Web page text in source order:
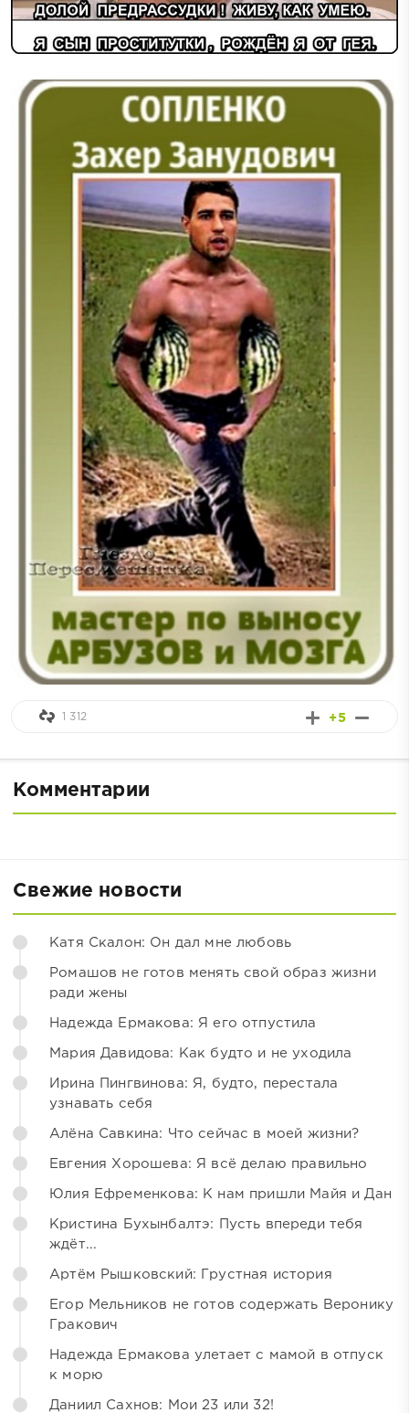
+5
1 312
Комментарии
Свежие новости
Катя Скалон: Он дал мне любовь
Ромашов не готов менять свой образ жизни
ради жены
Надежда Ермакова: Я его отпустила
Мария Давидова: Как будто и не уходила
Ирина Пингвинова: Я, будто, перестала
узнавать себя
Алёна Савкина: Что сейчас в моей жизни?
Евгения Хорошева: Я всё делаю правильно
Юлия Ефременкова: К нам пришли Майя и Дан
Кристина Бухынбалтэ: Пусть впереди тебя
ждёт...
Артём Рышковский: Грустная история
Егор Мельников не готов содержать Веронику
Гракович
Надежда Ермакова улетает с мамой в отпуск
к морю
Даниил Сахнов: Мои 23 или 32!